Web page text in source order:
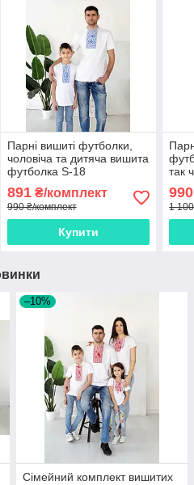
Парні вишиті футболки,
чоловіча та дитяча вишита
футболка S-18
891₴/комплект
990 ₴/комплект
Купити
так
990
1
–10%
Сімейний комплект вишитих